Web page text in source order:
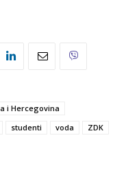
i Hercegovina
studenti voda
ZDK